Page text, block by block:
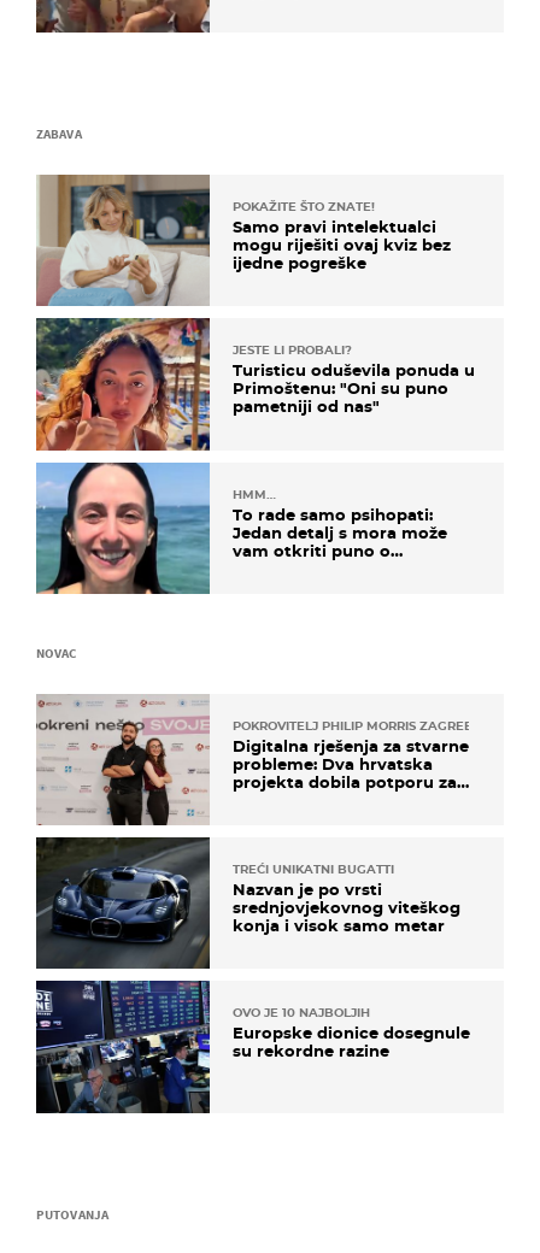
ZABAVA
POKAŽITE ŠTO ZNATE!
Samo pravi intelektualci
mogu riješiti ovaj kviz bez
ijedne pogreške
JESTE LI PROBALI?
Turisticu oduševila ponuda u
Primoštenu: "Oni su puno
pametniji od nas"
HMM…
To rade samo psihopati:
Jedan detalj s mora može
vam otkriti puno o
PUTOVANJA
NOVAC
POKROVITELJ PHILIP MORRIS ZAGREB
Digitalna rješenja za stvarne
probleme: Dva hrvatska
projekta dobila potporu za
TREĆI UNIKATNI BUGATTI
Nazvan je po vrsti
srednjovjekovnog viteškog
konja i visok samo metar
OVO JE 10 NAJBOLJIH
Europske dionice dosegnule
su rekordne razine